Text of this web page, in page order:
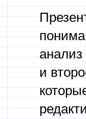
анализ
и